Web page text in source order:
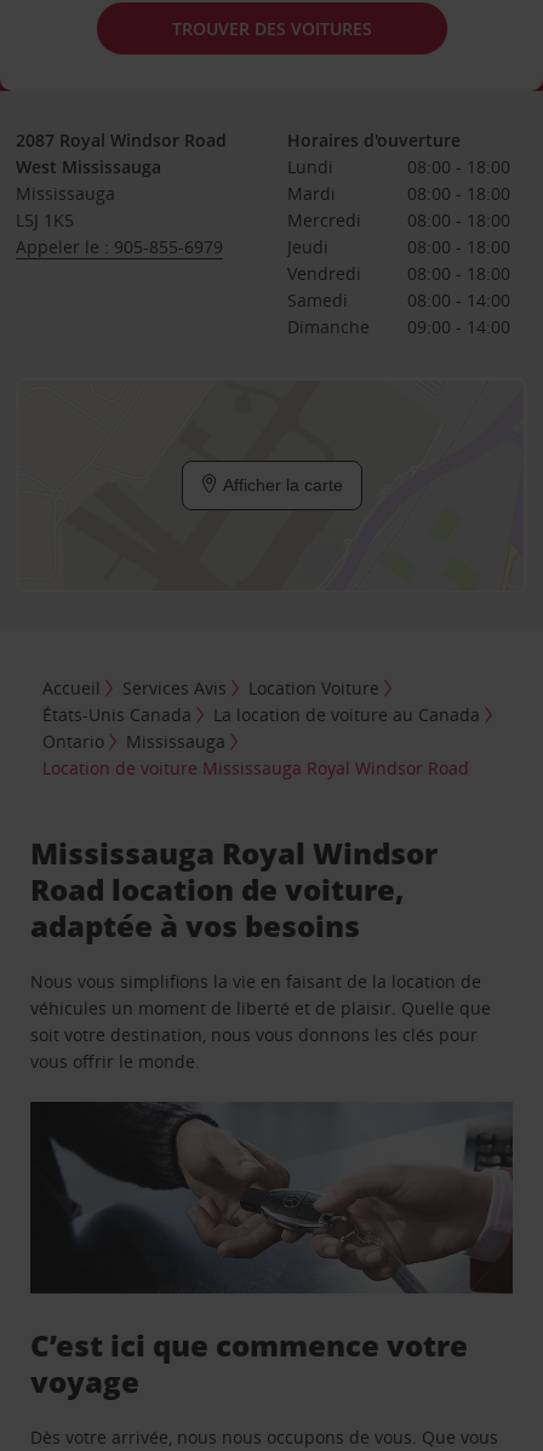
TROUVER DES VOITURES
2087 Royal Windsor Road
West Mississauga
Mississauga
L5J 1K5
Appeler le : 905-855-6979
Horaires d'ouverture
Lundi
08:00 - 18:00
Mardi
08:00 - 18:00
Mercredi
08:00 - 18:00
Jeudi
08:00 - 18:00
Vendredi
08:00 - 18:00
Samedi
08:00 - 14:00
Dimanche
09:00 - 14:00
Afficher la carte
Accueil Services Avis
Location Voiture
États-Unis Canada
La location de voiture au Canada
Ontario
Mississauga
Location de voiture Mississauga Royal Windsor Road
Mississauga Royal Windsor
Road location de voiture,
adaptée à vos besoins
Nous vous simplifions la vie en faisant de la location de
véhicules un moment de liberté et de plaisir. Quelle que
soit votre destination, nous vous donnons les clés pour
vous offrir le monde.
C’est ici que commence votre
voyage
Dès votre arrivée, nous nous occupons de vous. Que vous